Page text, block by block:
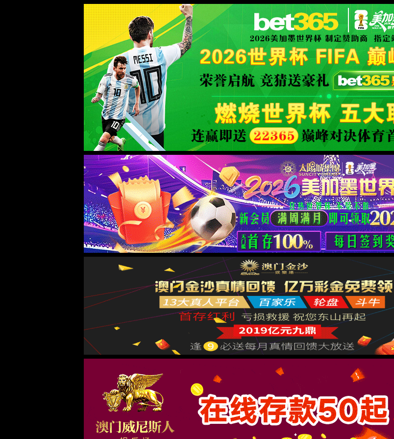
页面错误！请稍后再试～
{ 十年磨一剑-为API开发设计的高性能框架 }-官方手册
XML 地图